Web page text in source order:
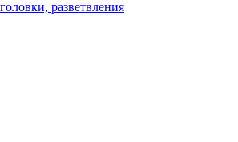
разветвления